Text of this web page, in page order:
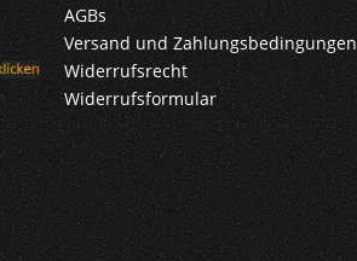
AGBs
Versand und Zahlungsbedingungen
Widerrufsrecht
Widerrufsformular